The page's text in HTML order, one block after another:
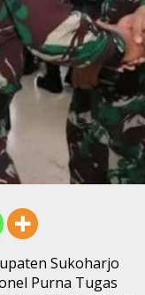
Sukoharjo
Purna Tugas